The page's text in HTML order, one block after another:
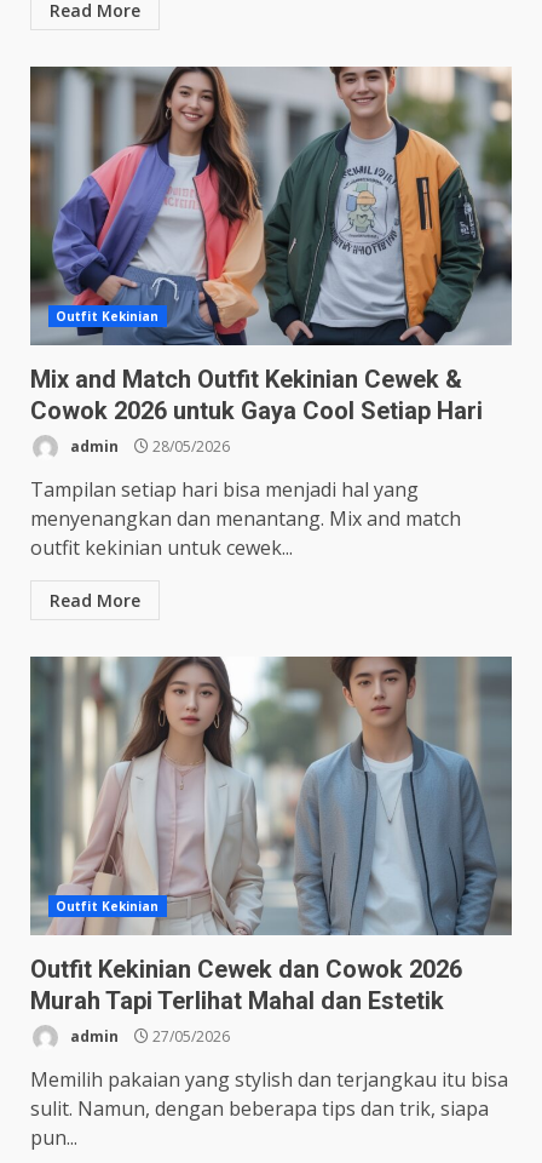
Read More
Outfit Kekinian
Mix and Match Outfit Kekinian Cewek &
Cowok 2026 untuk Gaya Cool Setiap Hari
admin 28/05/2026
Tampilan setiap hari bisa menjadi hal yang
menyenangkan dan menantang. Mix and match
outfit kekinian untuk cewek...
Read More
Outfit Kekinian
Outfit Kekinian Cewek dan Cowok 2026
Murah Tapi Terlihat Mahal dan Estetik
admin 27/05/2026
Memilih pakaian yang stylish dan terjangkau itu bisa
sulit. Namun, dengan beberapa tips dan trik, siapa
pun...